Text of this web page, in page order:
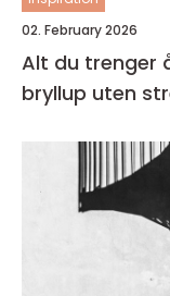
02. February 2026
Alt du trenger
bryllup uten